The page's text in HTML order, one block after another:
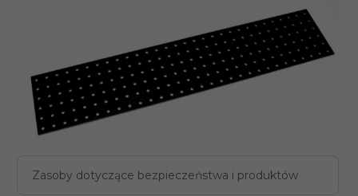
Zasoby dotyczące bezpieczeństwa i produktów